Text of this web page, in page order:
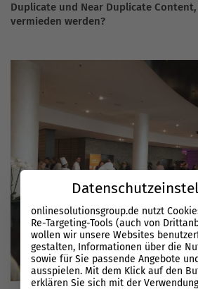
Duplicate und Near Duplicate
vermieden werden?
onlinesolutionsgroup.de nutzt
Re-Targeting-Tools (auch von
wollen wir unsere Websites
gestalten, Informationen über die
sowie für Sie passende Angebote
ausspielen. Mit dem Klick auf den
erklären Sie sich mit der